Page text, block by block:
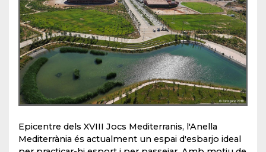
Epicentre dels XVIII Jocs Mediterranis, l'Anella
Mediterrània és actualment un espai d'esbarjo ideal